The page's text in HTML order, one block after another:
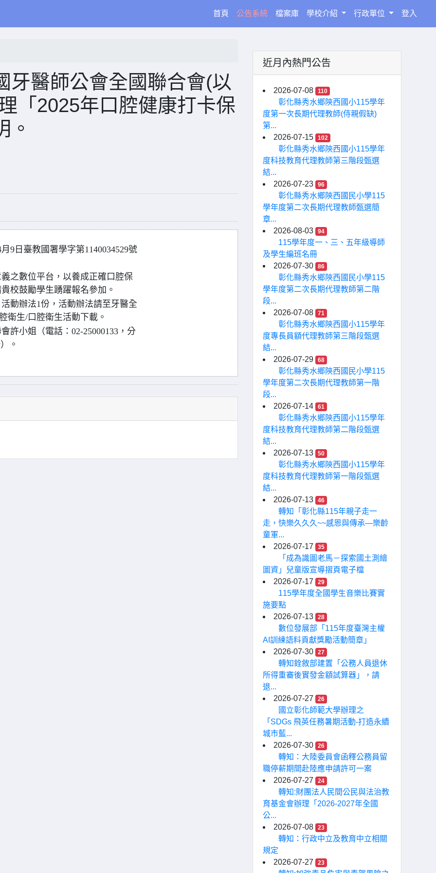
首頁(current)
公告系統 檔案庫 學校介紹 行政單位 登入
牙醫師公會全國聯合會(以
「2025年口腔健康打卡保
。
9日臺教國署學字第1140034529號
之數位平台，以養成正確口腔保
校鼓勵學生踴躍報名參加。
動辦法1份，活動辦法請至牙醫全
衛生/口腔衛生活動下載。
許小姐（電話：02-25000133，分
。
近月內熱門公告
2026-07-08 110
彰化縣秀水鄉陝西國小115學年
度第一次長期代理教師(侍親假缺)
第...
2026-07-15
102
彰化縣秀水鄉陝西國小115學年
度科技教育代理教師第三階段甄選
結...
2026-07-23
96
彰化縣秀水鄉陝西國民小學115
學年度第二次長期代理教師甄選簡
章...
2026-08-03
94
115學年度一、三、五年級導師
及學生編班名冊
2026-07-30
86
彰化縣秀水鄉陝西國民小學115
學年度第二次長期代理教師第二階
段...
2026-07-08
71
彰化縣秀水鄉陝西國小115學年
度專長員額代理教師第三階段甄選
結...
2026-07-29
68
彰化縣秀水鄉陝西國民小學115
學年度第二次長期代理教師第一階
段...
2026-07-14
61
彰化縣秀水鄉陝西國小115學年
度科技教育代理教師第二階段甄選
結...
2026-07-13
50
彰化縣秀水鄉陝西國小115學年
度科技教育代理教師第一階段甄選
結...
2026-07-13
46
轉知「彰化縣115年親子走一
走，快樂久久久~~感恩與傳承—樂齡
童軍...
2026-07-17
35
「成為識圖老馬－探索國土測繪
圖資」兒童版宣導摺頁電子檔
2026-07-17
29
115學年度全國學生音樂比賽實
施要點
2026-07-13
28
數位發展部「115年度臺灣主權
AI訓練語料貢獻獎勵活動簡章」
2026-07-30
27
轉知銓敘部建置「公務人員退休
所得重審後實發金額試算器」，請
退...
2026-07-27
26
國立彰化師範大學辦理之
「SDGs 飛英任務暑期活動-打造永續
城市藍...
2026-07-30
26
轉知：大陸委員會函釋公務員留
職停薪期間赴陸應申請許可一案
2026-07-27
24
轉知:財團法人民間公民與法治教
育基金會辦理「2026-2027年全國
公...
2026-07-08
23
轉知：行政中立及教育中立相關
規定
2026-07-27
23